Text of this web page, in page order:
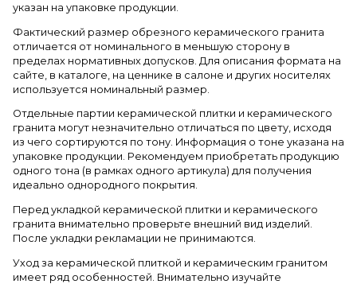
указан на упаковке продукции.
Фактический размер обрезного керамического гранита
отличается от номинального в меньшую сторону в
пределах нормативных допусков. Для описания формата на
сайте, в каталоге, на ценнике в салоне и других носителях
используется номинальный размер.
Отдельные партии керамической плитки и керамического
гранита могут незначительно отличаться по цвету, исходя
из чего сортируются по тону. Информация о тоне указана на
упаковке продукции. Рекомендуем приобретать продукцию
одного тона (в рамках одного артикула) для получения
идеально однородного покрытия.
Перед укладкой керамической плитки и керамического
гранита внимательно проверьте внешний вид изделий.
После укладки рекламации не принимаются.
Уход за керамической плиткой и керамическим гранитом
имеет ряд особенностей. Внимательно изучайте